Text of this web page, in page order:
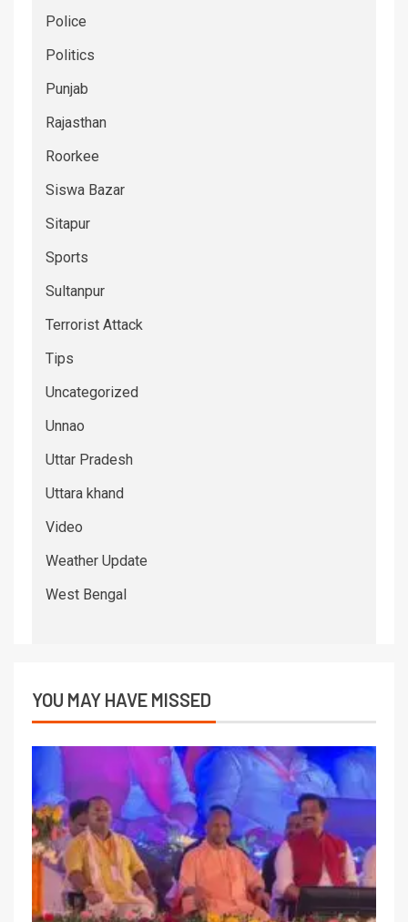
Police
Politics
Punjab
Rajasthan
Roorkee
Siswa Bazar
Sitapur
Sports
Sultanpur
Terrorist Attack
Tips
Uncategorized
Unnao
Uttar Pradesh
Uttara khand
Video
Weather Update
West Bengal
YOU MAY HAVE MISSED